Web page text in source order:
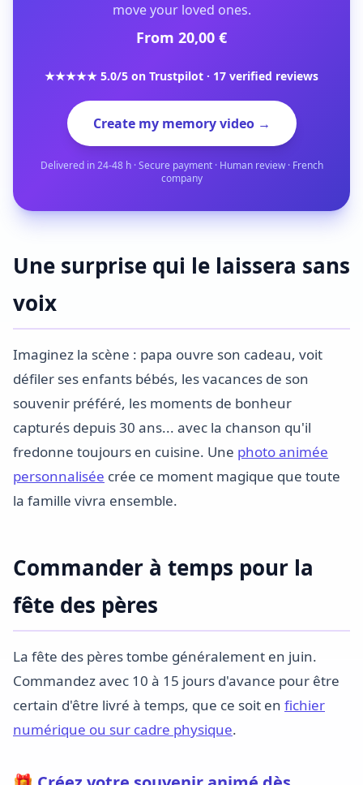
move your loved ones.
From 20,00 €
★★★★★ 5.0/5 on Trustpilot · 17 verified reviews
Create my memory video →
Delivered in 24-48 h · Secure payment · Human review · French
company
Une surprise qui le laissera sans
voix
Imaginez la scène : papa ouvre son cadeau, voit
défiler ses enfants bébés, les vacances de son
souvenir préféré, les moments de bonheur
capturés depuis 30 ans... avec la chanson qu'il
fredonne toujours en cuisine. Une photo animée
personnalisée crée ce moment magique que toute
la famille vivra ensemble.
Commander à temps pour la
fête des pères
La fête des pères tombe généralement en juin.
Commandez avec 10 à 15 jours d'avance pour être
certain d'être livré à temps, que ce soit en fichier
numérique ou sur cadre physique.